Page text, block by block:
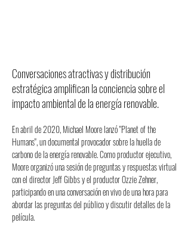
Conversaciones atractivas y distribución
estratégica amplifican la conciencia sobre el
impacto ambiental de la energía renovable.
En abril de 2020, Michael Moore lanzó "Planet of the
Humans", un documental provocador sobre la huella de
carbono de la energía renovable. Como productor ejecutivo,
Moore organizó una sesión de preguntas y respuestas virtual
con el director Jeff Gibbs y el productor Ozzie Zehner,
participando en una conversación en vivo de una hora para
abordar las preguntas del público y discutir detalles de la
película.